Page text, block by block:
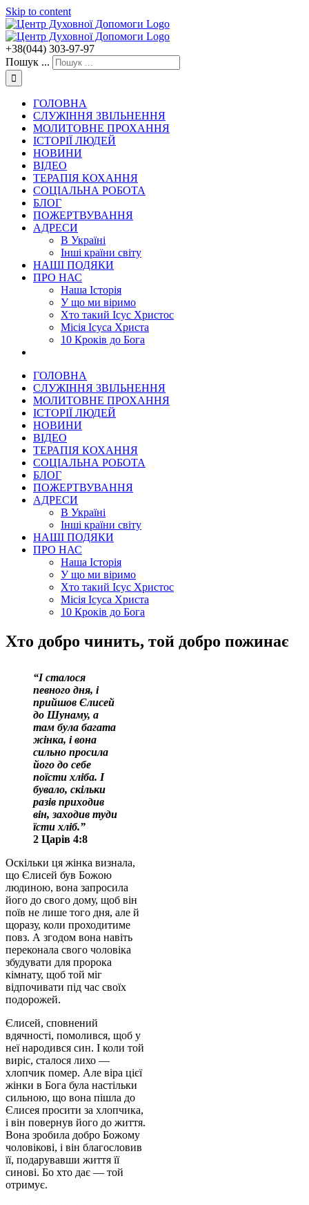
Skip to content
+38(044) 303-97-97
Пошук ...
ГОЛОВНА
СЛУЖІННЯ ЗВІЛЬНЕННЯ
МОЛИТОВНЕ ПРОХАННЯ
ІСТОРІЇ ЛЮДЕЙ
НОВИНИ
ВІДЕО
ТЕРАПІЯ КОХАННЯ
СОЦІАЛЬНА РОБОТА
БЛОГ
ПОЖЕРТВУВАННЯ
АДРЕСИ
В Україні
Інші країни світу
НАШІ ПОДЯКИ
ПРО НАС
Наша Історія
У що ми віримо
Хто такий Ісус Христос
Місія Ісуса Христа
10 Кроків до Бога
ГОЛОВНА
СЛУЖІННЯ ЗВІЛЬНЕННЯ
МОЛИТОВНЕ ПРОХАННЯ
ІСТОРІЇ ЛЮДЕЙ
НОВИНИ
ВІДЕО
ТЕРАПІЯ КОХАННЯ
СОЦІАЛЬНА РОБОТА
БЛОГ
ПОЖЕРТВУВАННЯ
АДРЕСИ
В Україні
Інші країни світу
НАШІ ПОДЯКИ
ПРО НАС
Наша Історія
У що ми віримо
Хто такий Ісус Христос
Місія Ісуса Христа
10 Кроків до Бога
Хто добро чинить, той добро пожинає
“І сталося
певного дня, і
прийшов Єлисей
до Шунаму, а
там була багата
жінка, і вона
сильно просила
його до себе
поїсти хліба. І
бувало, скільки
разів приходив
він, заходив туди
їсти хліб.”
2 Царів 4:8
Оскільки ця жінка визнала,
що Єлисей був Божою
людиною, вона запросила
його до свого дому, щоб він
поїв не лише того дня, але й
щоразу, коли проходитиме
повз. А згодом вона навіть
переконала свого чоловіка
збудувати для пророка
кімнату, щоб той міг
відпочивати під час своїх
подорожей.
Єлисей, сповнений
вдячності, помолився, щоб у
неї народився син. І коли той
виріс, сталося лихо —
хлопчик помер. Але віра цієї
жінки в Бога була настільки
сильною, що вона пішла до
Єлисея просити за хлопчика,
і він повернув його до життя.
Вона зробила добро Божому
чоловікові, і він благословив
її, подарувавши життя її
синові. Бо хто дає — той
отримує.